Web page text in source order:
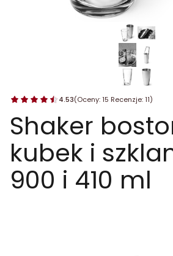
4.53(Oceny: 15 Recenzje: 11)
Shaker
kubek i
900 i 410 ml